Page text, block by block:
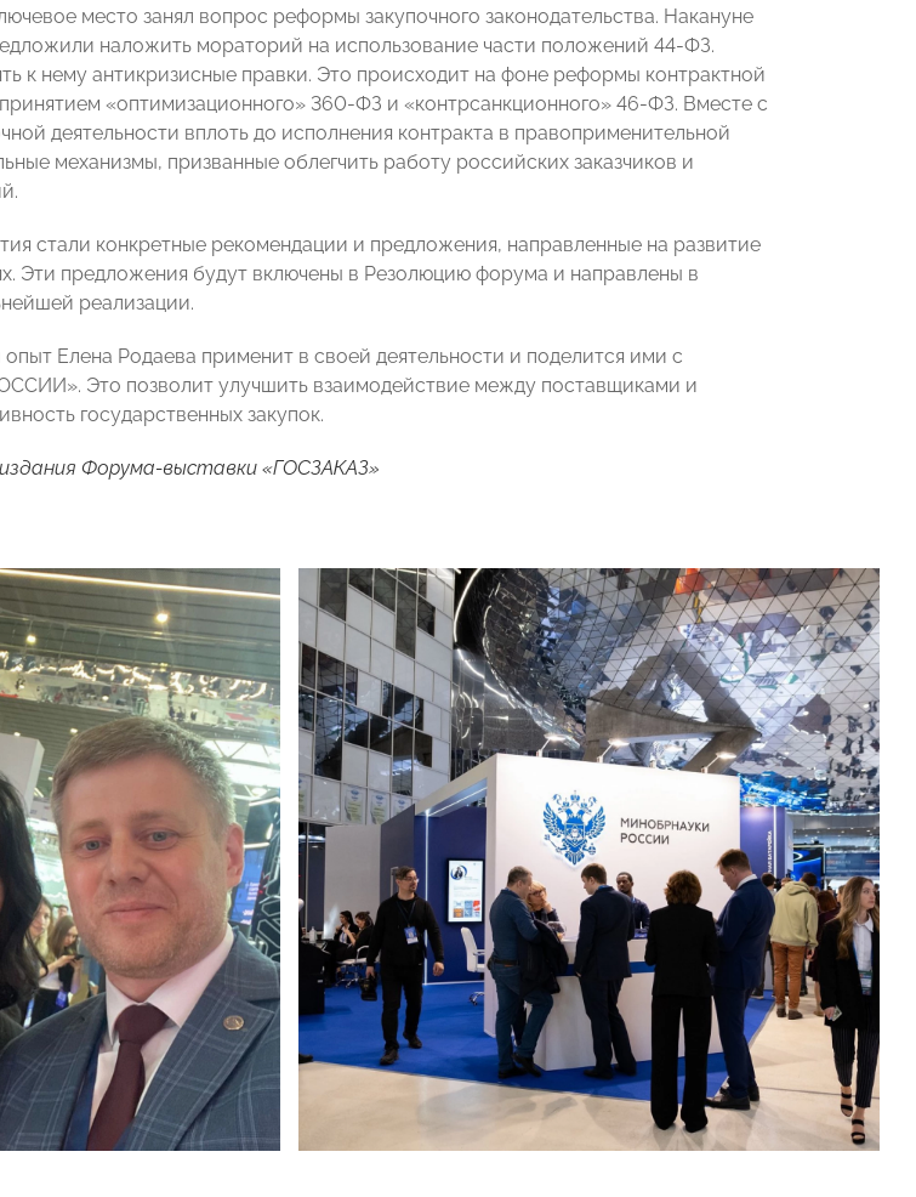
место занял вопрос реформы закупочного законодательства. Накануне
наложить мораторий на использование части положений 44-ФЗ.
к нему антикризисные правки. Это происходит на фоне реформы контрактной
«оптимизационного» 360-ФЗ и «контрсанкционного» 46-ФЗ. Вместе с
деятельности вплоть до исполнения контракта в правоприменительной
механизмы, призванные облегчить работу российских заказчиков и
стали конкретные рекомендации и предложения, направленные на развитие
Эти предложения будут включены в Резолюцию форума и направлены в
реализации.
Елена Родаева применит в своей деятельности и поделится ими с
Это позволит улучшить взаимодействие между поставщиками и
государственных закупок.
Форума-выставки «ГОСЗАКАЗ»